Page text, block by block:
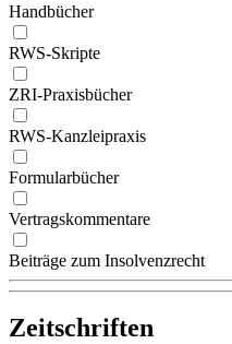
Handbücher
RWS-Skripte
ZRI-Praxisbücher
RWS-Kanzleipraxis
Formularbücher
Vertragskommentare
Beiträge zum Insolvenzrecht
Zeitschriften